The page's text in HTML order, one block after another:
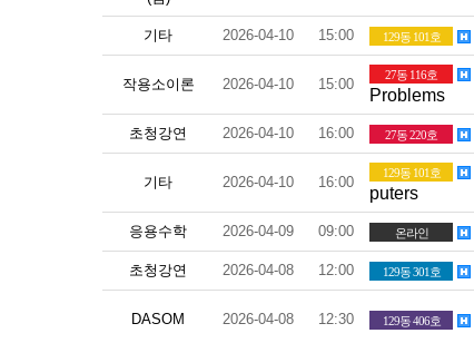
기타 2026-04-10 15:00 129동 101호
작용소이론 2026-04-10 15:00
27동 116호
Problems
초청강연 2026-04-10 16:00 27동 220호
기타 2026-04-10 16:00
129동 101호
puters
응용수학 2026-04-09 09:00 온라인
초청강연 2026-04-08 12:00 129동 301호
DASOM 2026-04-08 12:30 129동 406호